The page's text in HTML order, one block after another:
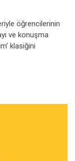
öğrencilerinin
ve konuşma
klasiğini